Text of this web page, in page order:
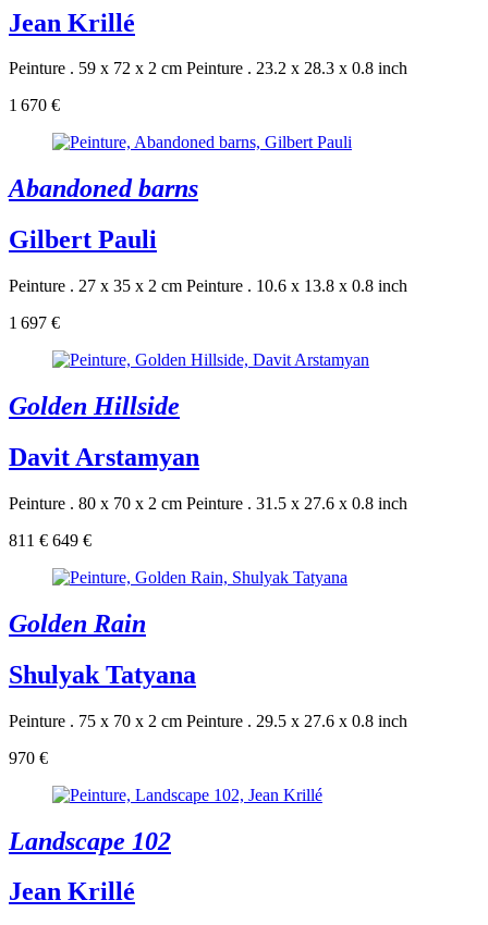
Jean Krillé
Peinture . 59 x 72 x 2 cm Peinture . 23.2 x 28.3 x 0.8 inch
1 670 €
Abandoned barns
Gilbert Pauli
Peinture . 27 x 35 x 2 cm Peinture . 10.6 x 13.8 x 0.8 inch
1 697 €
Golden Hillside
Davit Arstamyan
Peinture . 80 x 70 x 2 cm Peinture . 31.5 x 27.6 x 0.8 inch
811 € 649 €
Golden Rain
Shulyak Tatyana
Peinture . 75 x 70 x 2 cm Peinture . 29.5 x 27.6 x 0.8 inch
970 €
Landscape 102
Jean Krillé